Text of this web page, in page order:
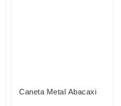
Caneta Metal Abacaxi